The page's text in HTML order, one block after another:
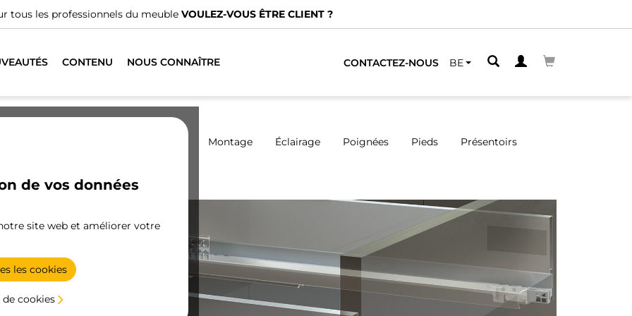
CONTENU NOUS CONNAÎTRE CONTACTEZ-NOUS BE
de vos données
site web et améliorer votre
les cookies
cookies
Montage Éclairage Poignées Pieds Présentoirs
Jeux tiroir Vertex 3D